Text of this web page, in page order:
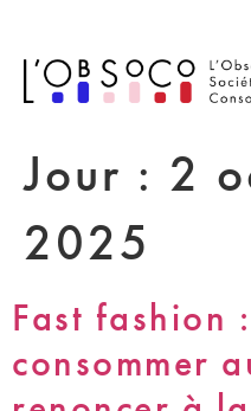
Jour : 2
2025
Fast fashion
consommer